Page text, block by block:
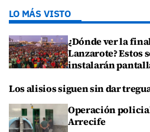
LO MÁS VISTO
¿Dónde ver la
Lanzarote? Estos
instalarán
Los alisios siguen sin dar
Operación
Arrecife